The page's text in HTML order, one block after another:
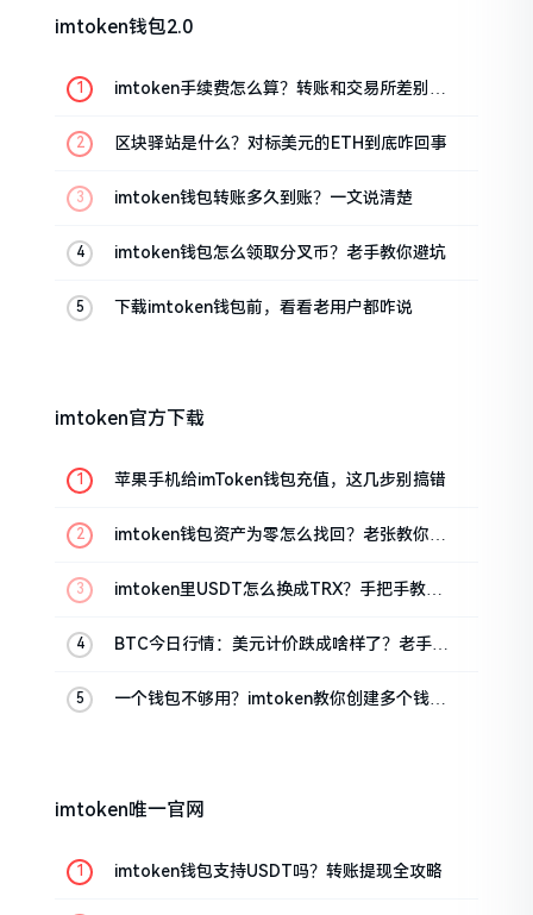
imtoken钱包2.0
imtoken手续费怎么算？转账和交易所差别大
区块驿站是什么？对标美元的ETH到底咋回事
imtoken钱包转账多久到账？一文说清楚
imtoken钱包怎么领取分叉币？老手教你避坑
下载imtoken钱包前，看看老用户都咋说
imtoken官方下载
苹果手机给imToken钱包充值，这几步别搞错
imtoken钱包资产为零怎么找回？老张教你几
imtoken里USDT怎么换成TRX？手把手教你
BTC今日行情：美元计价跌成啥样了？老手教
一个钱包不够用？imtoken教你创建多个钱包
imtoken唯一官网
imtoken钱包支持USDT吗？转账提现全攻略